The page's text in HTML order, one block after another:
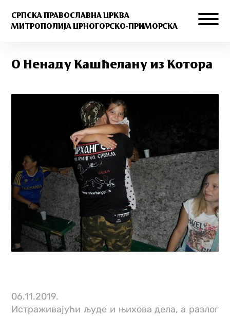
СРПСКА ПРАВОСЛАВНА ЦРКВА
МИТРОПОЛИЈА ЦРНОГОРСКО-ПРИМОРСКА
О Ненаду Кашћелану из Котора
06.11.2019.
Истраживајући људе и њихова дела, а разлог